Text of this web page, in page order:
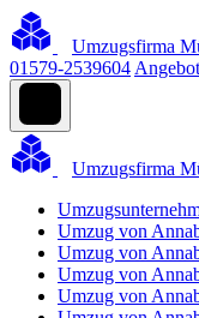
Umzugsfirma
01579-2539604
Umzugsfirma
Umzug von
Umzug von
Umzug von
Umzug von